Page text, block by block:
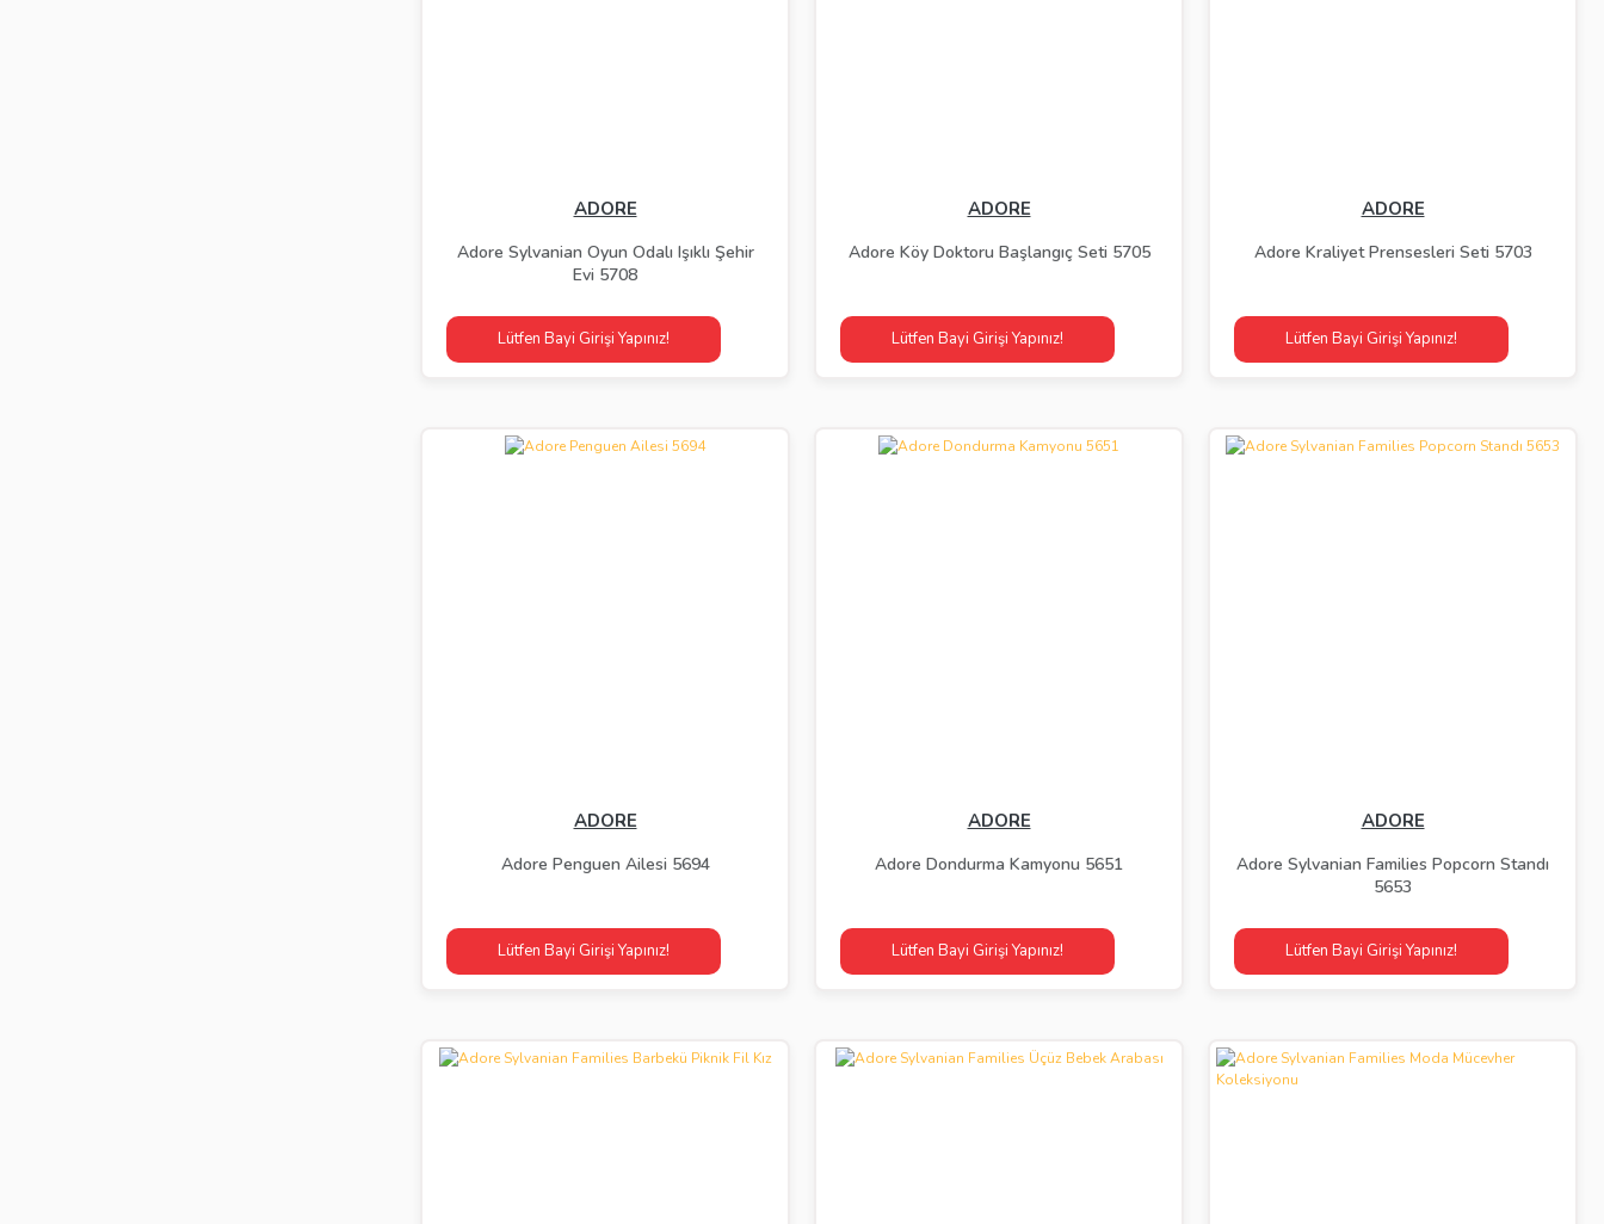
ADORE
Adore Sylvanian Oyun Odalı Işıklı Şehir
Evi 5708
Lütfen Bayi Girişi Yapınız!
ADORE
Adore Köy Doktoru Başlangıç Seti 5705
Lütfen Bayi Girişi Yapınız!
ADORE
Adore Kraliyet Prensesleri Seti 5703
Lütfen Bayi Girişi Yapınız!
ADORE
Adore Penguen Ailesi 5694
Lütfen Bayi Girişi Yapınız!
ADORE
Adore Dondurma Kamyonu 5651
Lütfen Bayi Girişi Yapınız!
ADORE
Adore Sylvanian Families Popcorn Standı
5653
Lütfen Bayi Girişi Yapınız!